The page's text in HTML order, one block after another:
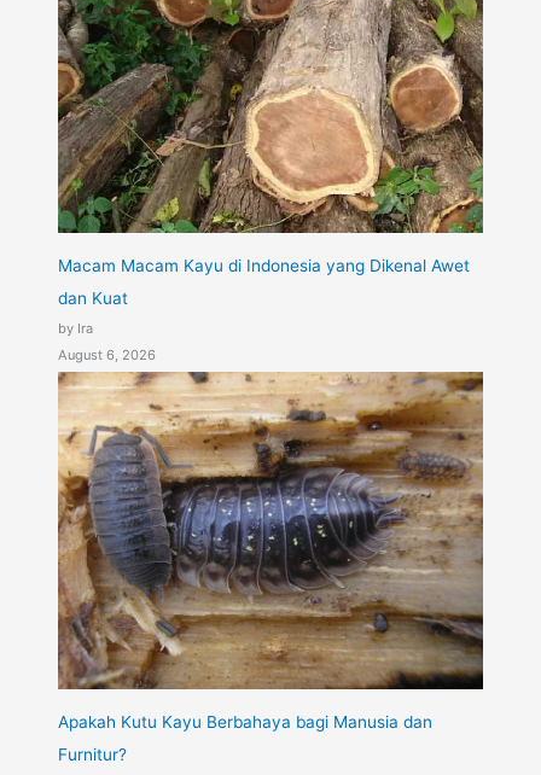
Macam Macam Kayu di Indonesia yang Dikenal Awet
dan Kuat
by Ira
August 6, 2026
Apakah Kutu Kayu Berbahaya bagi Manusia dan
Furnitur?